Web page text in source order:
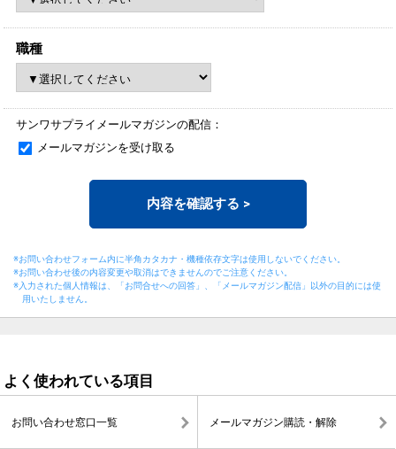
職種
サンワサプライメールマガジンの配信：
メールマガジンを受け取る
内容を確認する >
※お問い合わせフォーム内に半角カタカナ・機種依存文字は使用しないでください。
※お問い合わせ後の内容変更や取消はできませんのでご注意ください。
※入力された個人情報は、「お問合せへの回答」、「メールマガジン配信」以外の目的には使
用いたしません。
よく使われている項目
お問い合わせ窓口一覧 メールマガジン購読・解除